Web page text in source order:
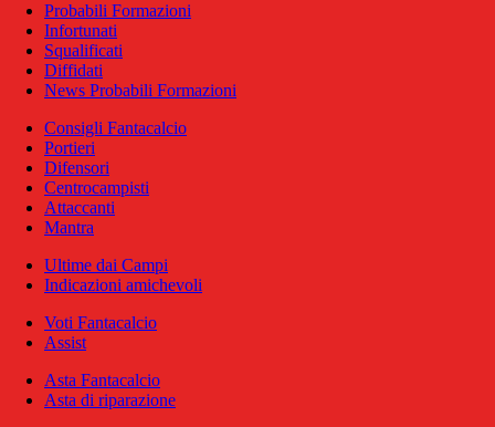
Probabili Formazioni
Infortunati
Squalificati
Diffidati
News Probabili Formazioni
Consigli Fantacalcio
Portieri
Difensori
Centrocampisti
Attaccanti
Mantra
Ultime dai Campi
Indicazioni amichevoli
Voti Fantacalcio
Assist
Asta Fantacalcio
Asta di riparazione